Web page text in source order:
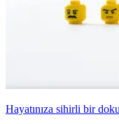
Hayatınıza sihirli bir